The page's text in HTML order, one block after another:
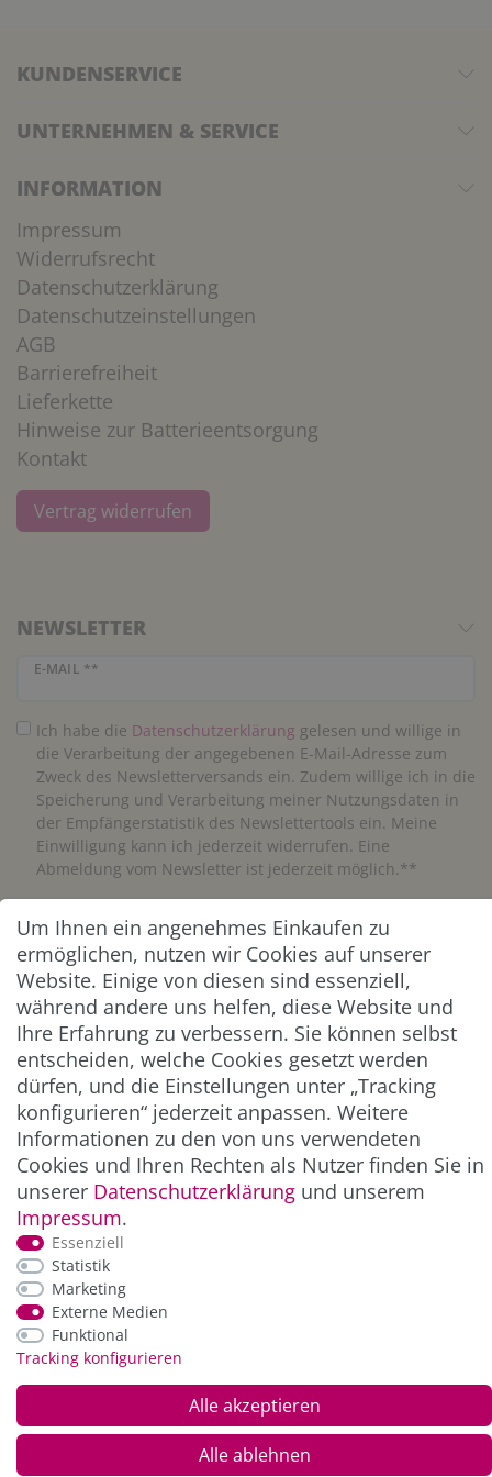
KUNDENSERVICE
UNTERNEHMEN & SERVICE
INFORMATION
Impressum
Widerrufsrecht
Datenschutzerklärung
Datenschutzeinstellungen
AGB
Barrierefreiheit
Lieferkette
Hinweise zur Batterieentsorgung
Kontakt
Vertrag widerrufen
NEWSLETTER
E-MAIL **
Newsletter Honig
Ich habe die Daten­schutz­erklärung gelesen und willige in
die Verarbeitung der angegebenen E-Mail-Adresse zum
Zweck des Newsletterversands ein. Zudem willige ich in die
Speicherung und Verarbeitung meiner Nutzungsdaten in
der Empfängerstatistik des Newslettertools ein. Meine
Einwilligung kann ich jederzeit widerrufen. Eine
Abmeldung vom Newsletter ist jederzeit möglich.**
Abonnieren
** Hierbei handelt es sich um ein Pflichtfeld.
ZAHLUNG & VERSAND
*Alle Preise inkl. der gesetzl. MwSt. zzgl.
und Versandkosten
Um Ihnen ein angenehmes Einkaufen zu
ermöglichen, nutzen wir Cookies auf unserer
Website. Einige von diesen sind essenziell,
während andere uns helfen, diese Website und
Ihre Erfahrung zu verbessern. Sie können selbst
entscheiden, welche Cookies gesetzt werden
dürfen, und die Einstellungen unter „Tracking
konfigurieren“ jederzeit anpassen. Weitere
Informationen zu den von uns verwendeten
Cookies und Ihren Rechten als Nutzer finden Sie in
unserer Daten­schutz­erklärung und unserem
Impressum.
Essenziell
Statistik
Marketing
Externe Medien
Funktional
Tracking konfigurieren
Alle akzeptieren
Alle ablehnen
© Copyright 2026 Alle Rechte vorbehalten. |